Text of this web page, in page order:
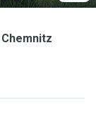
Chemnitz